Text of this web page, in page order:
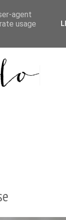
agent
usage